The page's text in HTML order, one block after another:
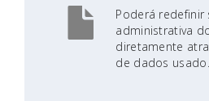
Poderá redefinir
administrativa
diretamente
de dados